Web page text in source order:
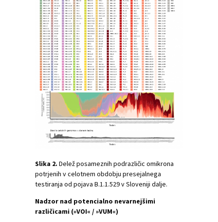
Slika 2. Delež posameznih podrazličic omikrona
potrjenih v celotnem obdobju presejalnega
testiranja od pojava B.1.1.529 v Sloveniji dalje.
Nadzor nad potencialno nevarnejšimi
različicami (»VOI« / »VUM«)